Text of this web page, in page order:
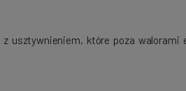
usztywnieniem, które poza